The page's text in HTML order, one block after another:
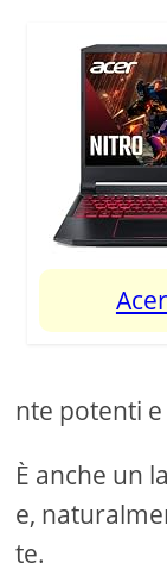
nte potenti
È anche un
e,
te.